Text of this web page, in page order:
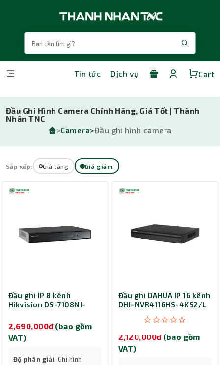
Tin tức Dịch vụ Cart
Đầu Ghi Hình Camera Chính Hãng, Giá Tốt | Thành
Nhân TNC
>Camera>Đầu ghi hình camera
Sắp xếp: Giá tăng Giá giảm
Đầu ghi IP 8 kênh
Hikvision DS-7108NI-
2,690,000đ (bao gồm
VAT)
Độ phân giải: Ghi hình
Đầu ghi DAHUA IP 16 kênh
DHI-NVR4116HS-4KS2/L
2,120,000đ (bao gồm
VAT)